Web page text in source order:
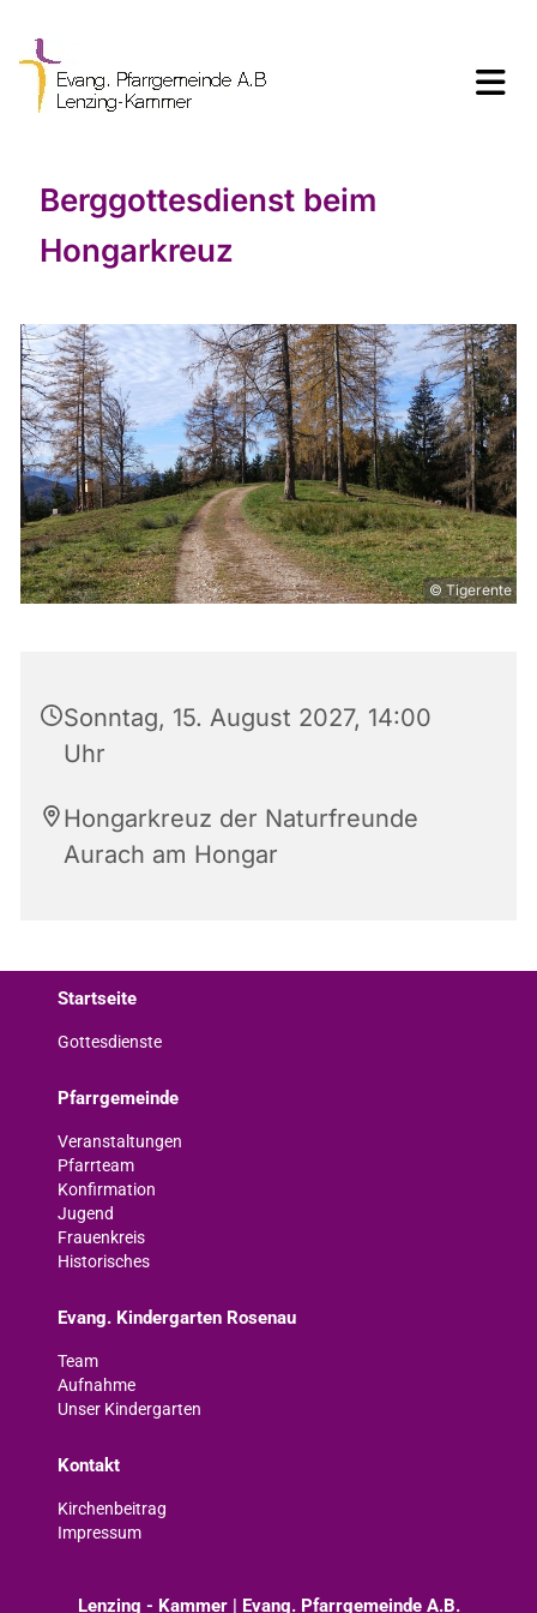
Berggottesdienst beim
Hongarkreuz
© Tigerente
Sonntag, 15. August 2027, 14:00
Uhr
Hongarkreuz der Naturfreunde
Aurach am Hongar
Startseite
Gottesdienste
Pfarrgemeinde
Veranstaltungen
Pfarrteam
Konfirmation
Jugend
Frauenkreis
Historisches
Evang. Kindergarten Rosenau
Team
Aufnahme
Unser Kindergarten
Kontakt
Kirchenbeitrag
Impressum
Lenzing - Kammer | Evang. Pfarrgemeinde A.B.